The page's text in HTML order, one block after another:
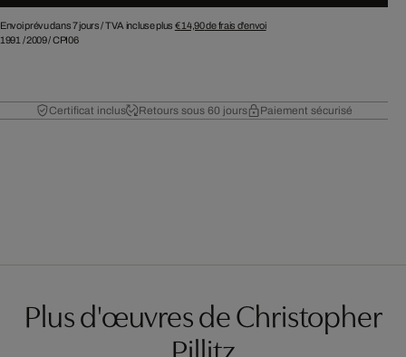
Envoi prévu dans 7 jours /TVA incluse plus € 14,90de frais d'envoi
1991 /2009/CPI06
Certificat inclus Retours sous 60 jours Paiement sécurisé
Plus d'œuvres de Christopher
Pillitz